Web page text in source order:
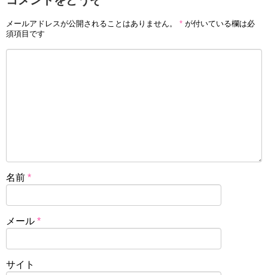
メールアドレスが公開されることはありません。 * が付いている欄は必
須項目です
名前 *
メール *
サイト